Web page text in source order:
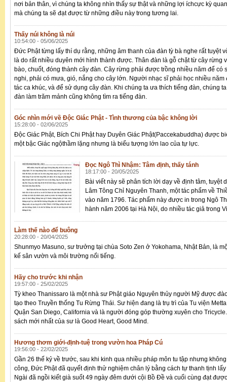
nơi bản thân, vì chúng ta không nhìn thấy sự thật và những lợi íchcực kỳ
mà chúng ta sẽ đạt được từ những điều này trong tương lai.
Thấy núi không là núi
10:54:00 - 05/06/2025
Đức Phật từng lấy thí dụ rằng, những âm thanh của đàn tỳ bà nghe rất tuyệt
là do rất nhiều duyên mới hình thành được. Thân đàn là gỗ chặt từ cây rừng
bào, chuốt, đóng thành cây đàn. Cây rừng phải được trồng nhiều năm để có
nghi, phải có mưa, gió, nắng cho cây lớn. Người nhạc sĩ phải học nhiều năm
tác ca khúc, và để sử dụng cây đàn. Khi chúng ta ưa thích tiếng đàn, chúng
đàn làm trăm mảnh cũng không tìm ra tiếng đàn.
Góc nhìn mới về Độc Giác Phật - Tình thương của bậc không lời
15:28:00 - 02/06/2025
Độc Giác Phật, Bích Chi Phật hay Duyên Giác Phật(Paccekabuddha) được
một bậc Giác ngộthầm lặng nhưng là biểu tượng lớn lao của tự lực.
Đọc Ngô Thì Nhậm: Tâm định, thấy tánh
18:17:00 - 20/05/2025
Bài viết này sẽ phân tích lời dạy về định tâm, tuyệt
Lâm Tông Chỉ Nguyên Thanh, một tác phẩm về
vào năm 1796. Tác phẩm này được in trong Ngô
hành năm 2006 tại Hà Nội, do nhiều tác giả trong
Làm thế nào để buông
20:28:00 - 20/04/2025
Shunmyo Masuno, sư trưởng tại chùa Soto Zen ở Yokohama, Nhật Bản, là
kế sân vườn và môi trường nổi tiếng.
Hãy cho trước khi nhận
19:57:00 - 25/02/2025
Tỳ kheo Thanissaro là một nhà sư Phật giáo Nguyên thủy người Mỹ được
tạo theo Truyền thống Tu Rừng Thái. Sư hiện đang là trụ trì của Tu viện
Quận San Diego, California và là người đóng góp thường xuyên cho
sách mới nhất của sư là Good Heart, Good Mind.
Hương thơm giới-định-tuệ trong vườn hoa Pháp Cú
19:56:00 - 22/02/2025
Gần 26 thế kỷ về trước, sau khi kinh qua nhiều pháp môn tu tập nhưng
công, Đức Phật đã quyết định thử nghiệm chân lý bằng cách tự thanh tịnh lấy
Ngài đã ngồi kiết già suốt 49 ngày đêm dưới cội Bồ Đề và cuối cùng đạt